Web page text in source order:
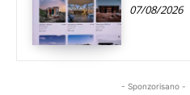
07/08/2026
- Sponzorisano -